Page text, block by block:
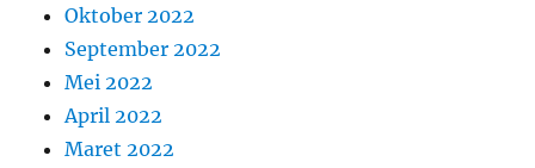
Oktober 2022
September 2022
Mei 2022
April 2022
Maret 2022